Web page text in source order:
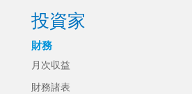
投資家
財務
月次収益
財務諸表